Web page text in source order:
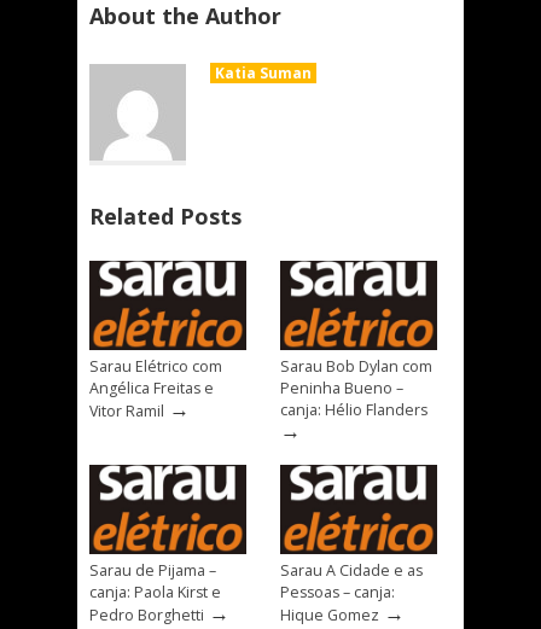
About the Author
Katia Suman
Related Posts
Sarau Elétrico com
Angélica Freitas e
Vitor Ramil →
Sarau Bob Dylan com
Peninha Bueno –
canja: Hélio Flanders
→
Sarau de Pijama –
canja: Paola Kirst e
Pedro Borghetti →
Sarau A Cidade e as
Pessoas – canja:
Hique Gomez →